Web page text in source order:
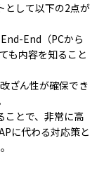
として以下の2点が
End（PCから
も内容を知ること
ざん性が確保でき
とで、非常に高
に代わる対応策と